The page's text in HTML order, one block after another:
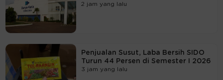
2 jam yang lalu
Penjualan Susut, Laba Bersih SIDO
Turun 44 Persen di Semester I 2026
3 jam yang lalu